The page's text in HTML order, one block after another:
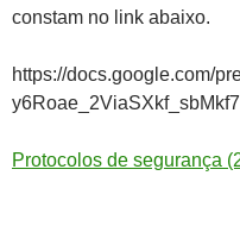
constam no link abaixo.
https://docs.google.com/
Protocolos de segurança